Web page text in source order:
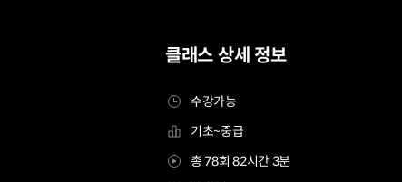
클래스 상세 정보
수강가능
기초~중급
총 78회 82시간 3분